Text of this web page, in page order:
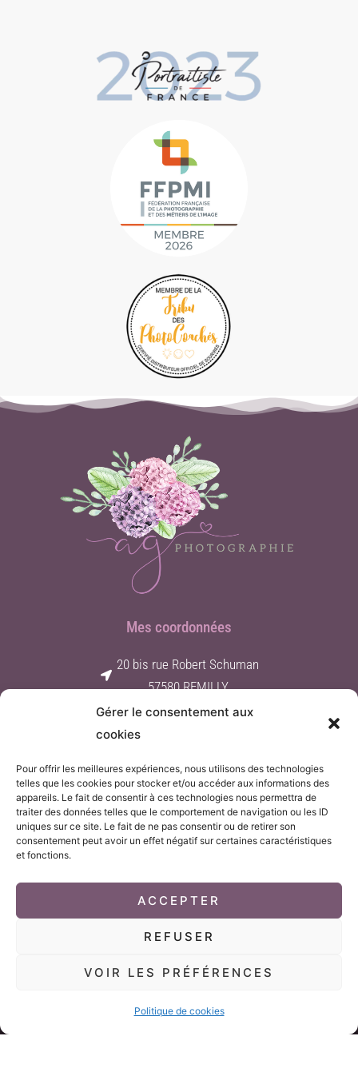
Gérer le consentement aux
cookies
Pour offrir les meilleures expériences, nous utilisons des technologies
telles que les cookies pour stocker et/ou accéder aux informations des
appareils. Le fait de consentir à ces technologies nous permettra de
traiter des données telles que le comportement de navigation ou les ID
uniques sur ce site. Le fait de ne pas consentir ou de retirer son
consentement peut avoir un effet négatif sur certaines caractéristiques
et fonctions.
ACCEPTER
REFUSER
VOIR LES PRÉFÉRENCES
Politique de cookies
Mes coordonnées
20 bis rue Robert Schuman
57580 REMILLY
Suivez-moi
F
a
c
o
k
I
n
s
r
a
Accès clients
Menu